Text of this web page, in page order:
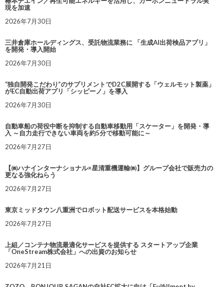
現を加速
2026年7月30日
三井倉庫ホールディングス、受託物流業務に 「生成AI出荷検品アプリ」
を開発・導入開始
2026年7月30日
“独自開発こだわり”のサプリメントでD2C展開する「ウェルモット製薬」
がEC自動出荷アプリ「シッピーノ」を導入
2026年7月30日
自動車船の荷役中断を抑制する自動車移動用「スケーター」を開発・導
入 ～自力走行できない車両を約5分で移動可能に～
2026年7月27日
【㈱ハナインターナショナル×星清重機運輸㈱】グループ会社で販売力の
更なる強化ねらう
2026年7月27日
東京ミッドタウン八重洲でロボット配送サービスを本格始動
2026年7月27日
上組／コンテナ物流最適化サービスを提供する スタートアップ企業
「OneStream株式会社」への出資のお知らせ
2026年7月21日